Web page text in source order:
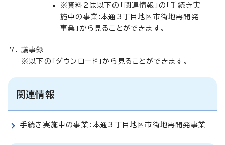
※資料2は以下の「関連情報」の「手続き実
施中の事業:本通3丁目地区市街地再開発
事業」から見ることができます。
議事録
※以下の「ダウンロード」から見ることができます。
関連情報
手続き実施中の事業：本通3丁目地区市街地再開発事業